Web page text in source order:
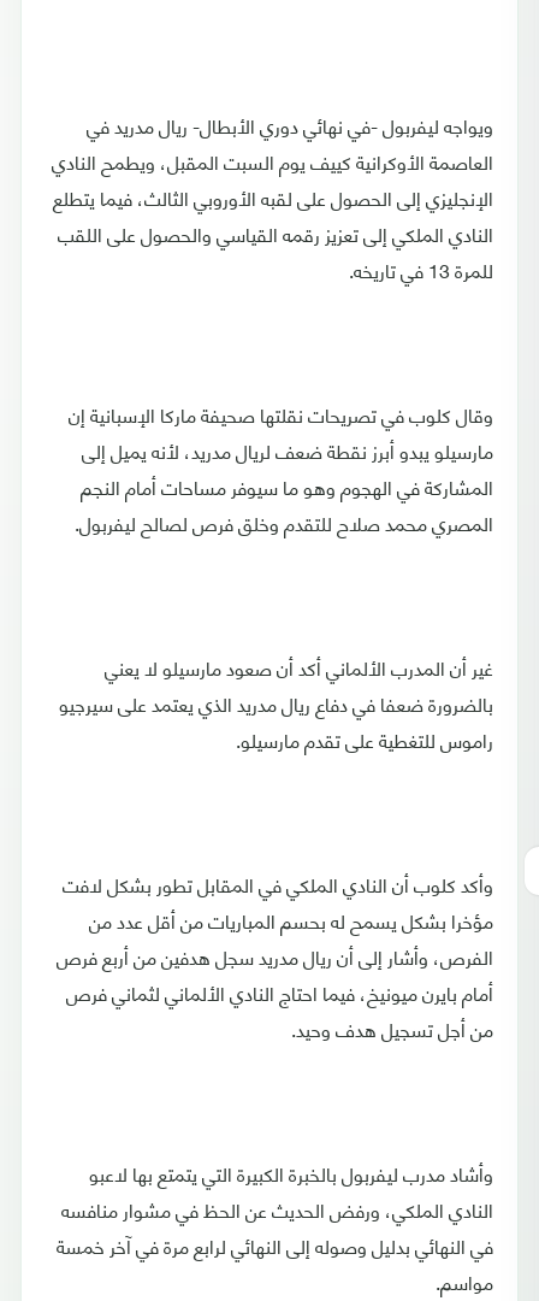
ويواجه ليفربول -في نهائي دوري الأبطال- ريال مدريد في
العاصمة الأوكرانية كييف يوم السبت المقبل، ويطمح النادي
الإنجليزي إلى الحصول على لقبه الأوروبي الثالث، فيما يتطلع
النادي الملكي إلى تعزيز رقمه القياسي والحصول على اللقب
للمرة 13 في تاريخه.
وقال كلوب في تصريحات نقلتها صحيفة ماركا الإسبانية إن
مارسيلو يبدو أبرز نقطة ضعف لريال مدريد، لأنه يميل إلى
المشاركة في الهجوم وهو ما سيوفر مساحات أمام النجم
المصري محمد صلاح للتقدم وخلق فرص لصالح ليفربول.
غير أن المدرب الألماني أكد أن صعود مارسيلو لا يعني
بالضرورة ضعفا في دفاع ريال مدريد الذي يعتمد على سيرجيو
راموس للتغطية على تقدم مارسيلو.
وأكد كلوب أن النادي الملكي في المقابل تطور بشكل لافت
مؤخرا بشكل يسمح له بحسم المباريات من أقل عدد من
الفرص، وأشار إلى أن ريال مدريد سجل هدفين من أربع فرص
أمام بايرن ميونيخ، فيما احتاج النادي الألماني لثماني فرص
من أجل تسجيل هدف وحيد.
وأشاد مدرب ليفربول بالخبرة الكبيرة التي يتمتع بها لاعبو
النادي الملكي، ورفض الحديث عن الحظ في مشوار منافسه
في النهائي بدليل وصوله إلى النهائي لرابع مرة في آخر خمسة
مواسم.